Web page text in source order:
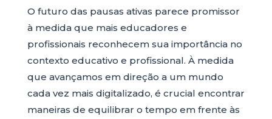
O futuro das pausas ativas parece promissor
à medida que mais educadores e
profissionais reconhecem sua importância no
contexto educativo e profissional. À medida
que avançamos em direção a um mundo
cada vez mais digitalizado, é crucial encontrar
maneiras de equilibrar o tempo em frente às